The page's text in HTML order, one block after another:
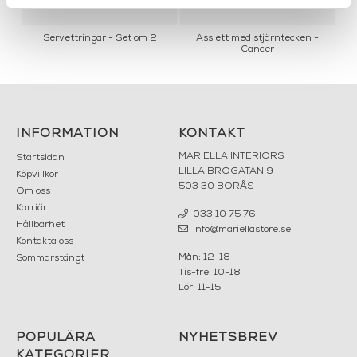
Servettringar - Set om 2
Assiett med stjärntecken -
Cancer
INFORMATION
Startsidan
Köpvillkor
Om oss
Karriär
Hållbarhet
Kontakta oss
Sommarstängt
KONTAKT
MARIELLA INTERIORS
LILLA BROGATAN 9
503 30 BORÅS
033 10 75 76
info@mariellastore.se
Mån: 12-18
Tis-fre: 10-18
Lör: 11-15
POPULÄRA
NYHETSBREV